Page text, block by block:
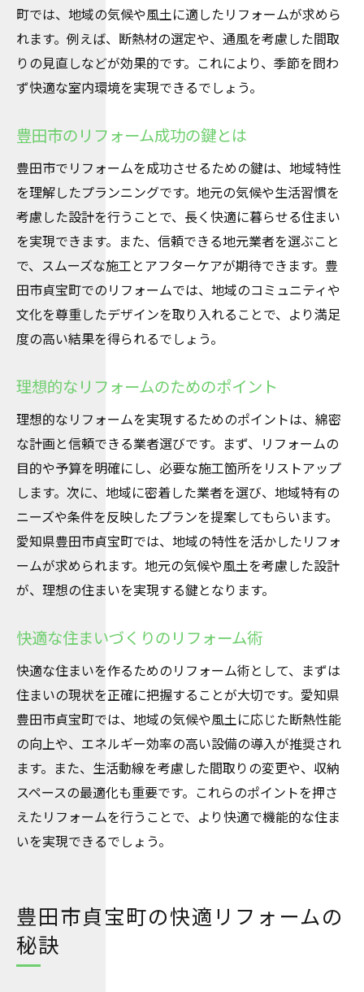
町では、地域の気候や風土に適したリフォームが求めら
れます。例えば、断熱材の選定や、通風を考慮した間取
りの見直しなどが効果的です。これにより、季節を問わ
ず快適な室内環境を実現できるでしょう。
豊田市のリフォーム成功の鍵とは
豊田市でリフォームを成功させるための鍵は、地域特性
を理解したプランニングです。地元の気候や生活習慣を
考慮した設計を行うことで、長く快適に暮らせる住まい
を実現できます。また、信頼できる地元業者を選ぶこと
で、スムーズな施工とアフターケアが期待できます。豊
田市貞宝町でのリフォームでは、地域のコミュニティや
文化を尊重したデザインを取り入れることで、より満足
度の高い結果を得られるでしょう。
理想的なリフォームのためのポイント
理想的なリフォームを実現するためのポイントは、綿密
な計画と信頼できる業者選びです。まず、リフォームの
目的や予算を明確にし、必要な施工箇所をリストアップ
します。次に、地域に密着した業者を選び、地域特有の
ニーズや条件を反映したプランを提案してもらいます。
愛知県豊田市貞宝町では、地域の特性を活かしたリフォ
ームが求められます。地元の気候や風土を考慮した設計
が、理想の住まいを実現する鍵となります。
快適な住まいづくりのリフォーム術
快適な住まいを作るためのリフォーム術として、まずは
住まいの現状を正確に把握することが大切です。愛知県
豊田市貞宝町では、地域の気候や風土に応じた断熱性能
の向上や、エネルギー効率の高い設備の導入が推奨され
ます。また、生活動線を考慮した間取りの変更や、収納
スペースの最適化も重要です。これらのポイントを押さ
えたリフォームを行うことで、より快適で機能的な住ま
いを実現できるでしょう。
豊田市貞宝町の快適リフォームの
秘訣